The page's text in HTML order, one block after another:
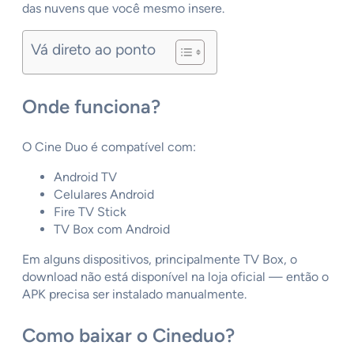
das nuvens que você mesmo insere.
Vá direto ao ponto
Onde funciona?
O Cine Duo é compatível com:
Android TV
Celulares Android
Fire TV Stick
TV Box com Android
Em alguns dispositivos, principalmente TV Box, o
download não está disponível na loja oficial — então o
APK precisa ser instalado manualmente.
Como baixar o Cineduo?